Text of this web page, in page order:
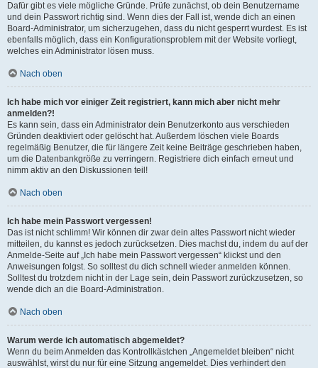
Dafür gibt es viele mögliche Gründe. Prüfe zunächst, ob dein Benutzername
und dein Passwort richtig sind. Wenn dies der Fall ist, wende dich an einen
Board-Administrator, um sicherzugehen, dass du nicht gesperrt wurdest. Es ist
ebenfalls möglich, dass ein Konfigurationsproblem mit der Website vorliegt,
welches ein Administrator lösen muss.
Nach oben
Ich habe mich vor einiger Zeit registriert, kann mich aber nicht mehr
anmelden?!
Es kann sein, dass ein Administrator dein Benutzerkonto aus verschieden
Gründen deaktiviert oder gelöscht hat. Außerdem löschen viele Boards
regelmäßig Benutzer, die für längere Zeit keine Beiträge geschrieben haben,
um die Datenbankgröße zu verringern. Registriere dich einfach erneut und
nimm aktiv an den Diskussionen teil!
Nach oben
Ich habe mein Passwort vergessen!
Das ist nicht schlimm! Wir können dir zwar dein altes Passwort nicht wieder
mitteilen, du kannst es jedoch zurücksetzen. Dies machst du, indem du auf der
Anmelde-Seite auf „Ich habe mein Passwort vergessen“ klickst und den
Anweisungen folgst. So solltest du dich schnell wieder anmelden können.
Solltest du trotzdem nicht in der Lage sein, dein Passwort zurückzusetzen, so
wende dich an die Board-Administration.
Nach oben
Warum werde ich automatisch abgemeldet?
Wenn du beim Anmelden das Kontrollkästchen „Angemeldet bleiben“ nicht
auswählst, wirst du nur für eine Sitzung angemeldet. Dies verhindert den